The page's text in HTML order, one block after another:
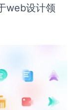
web设计领